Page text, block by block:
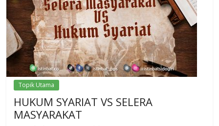
Topik Utama
HUKUM SYARIAT VS SELERA
MASYARAKAT